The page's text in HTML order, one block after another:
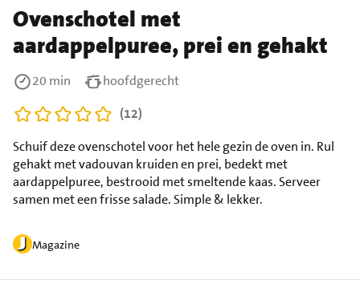
Ovenschotel met
aardappelpuree, prei en gehakt
Magazine
Schuif deze ovenschotel voor het hele gezin de oven in. Rul
gehakt met vadouvan kruiden en prei, bedekt met
aardappelpuree, bestrooid met smeltende kaas. Serveer
samen met een frisse salade. Simple & lekker.
20 min
hoofdgerecht
(12)